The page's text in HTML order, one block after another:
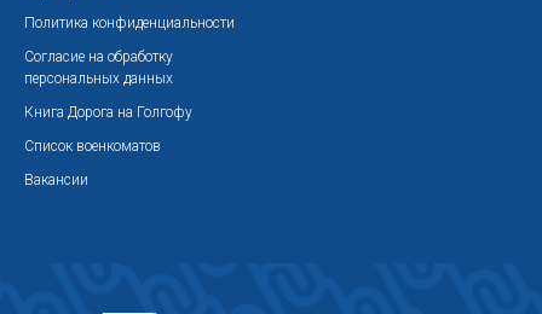
Политика конфиденциальности
Согласие на обработку
персональных данных
Книга Дорога на Голгофу
Список военкоматов
Вакансии